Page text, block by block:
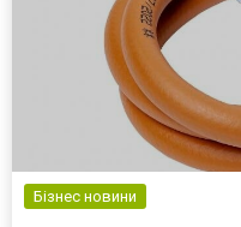
Бізнес новини